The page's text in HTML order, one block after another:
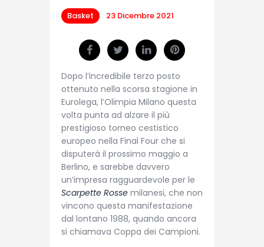
Basket 23 Dicembre 2021
Dopo l’incredibile terzo posto
ottenuto nella scorsa stagione in
Eurolega, l’Olimpia Milano questa
volta punta ad alzare il più
prestigioso torneo cestistico
europeo nella Final Four che si
disputerà il prossimo maggio a
Berlino, e sarebbe davvero
un’impresa ragguardevole per le
Scarpette Rosse milanesi, che non
vincono questa manifestazione
dal lontano 1988, quando ancora
si chiamava Coppa dei Campioni.